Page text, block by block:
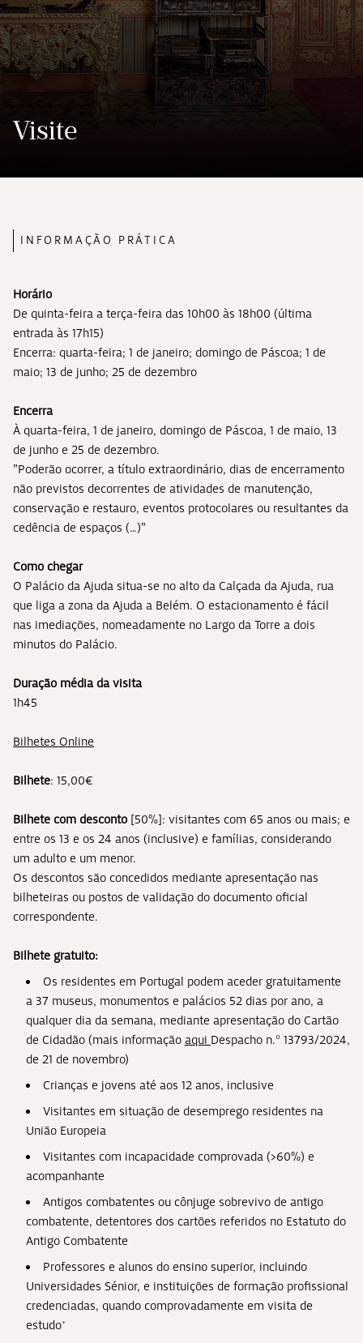
Visite
INFORMAÇÃO PRÁTICA
Horário
De quinta-feira a terça-feira das 10h00 às 18h00 (última
entrada às 17h15)
Encerra: quarta-feira; 1 de janeiro; domingo de Páscoa; 1 de
maio; 13 de junho; 25 de dezembro
Encerra
À quarta-feira, 1 de janeiro, domingo de Páscoa, 1 de maio, 13
de junho e 25 de dezembro.
"Poderão ocorrer, a título extraordinário, dias de encerramento
não previstos decorrentes de atividades de manutenção,
conservação e restauro, eventos protocolares ou resultantes da
cedência de espaços (…)"
Como chegar
O Palácio da Ajuda situa-se no alto da Calçada da Ajuda, rua
que liga a zona da Ajuda a Belém. O estacionamento é fácil
nas imediações, nomeadamente no Largo da Torre a dois
minutos do Palácio.
Duração média da visita
1h45
Bilhetes Online
Bilhete: 15,00€
Bilhete com desconto [50%]: visitantes com 65 anos ou mais; e
entre os 13 e os 24 anos (inclusive) e famílias, considerando
um adulto e um menor.
Os descontos são concedidos mediante apresentação nas
bilheteiras ou postos de validação do documento oficial
correspondente.
Bilhete gratuito:
Os residentes em Portugal podem aceder gratuitamente
a 37 museus, monumentos e palácios 52 dias por ano, a
qualquer dia da semana, mediante apresentação do Cartão
de Cidadão (mais informação aqui Despacho n.º 13793/2024,
de 21 de novembro)
Crianças e jovens até aos 12 anos, inclusive
Visitantes em situação de desemprego residentes na
União Europeia
Visitantes com incapacidade comprovada (>60%) e
acompanhante
Antigos combatentes ou cônjuge sobrevivo de antigo
combatente, detentores dos cartões referidos no Estatuto do
Antigo Combatente
Professores e alunos do ensino superior, incluindo
Universidades Sénior, e instituições de formação profissional
credenciadas, quando comprovadamente em visita de
estudo*